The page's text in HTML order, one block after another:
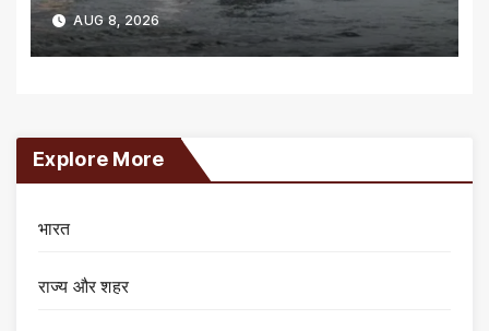
AUG 8, 2026
Explore More
भारत
राज्य और शहर